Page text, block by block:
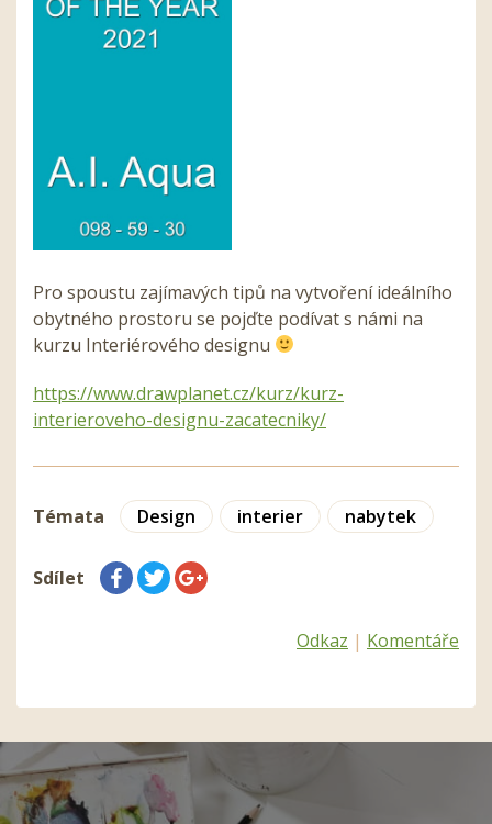
Pro spoustu zajímavých tipů na vytvoření ideálního
obytného prostoru se pojďte podívat s námi na
kurzu Interiérového designu
https://www.drawplanet.cz/kurz/kurz-
interieroveho-designu-zacatecniky/
Témata Design interier nabytek
Sdílet
Odkaz | Komentáře